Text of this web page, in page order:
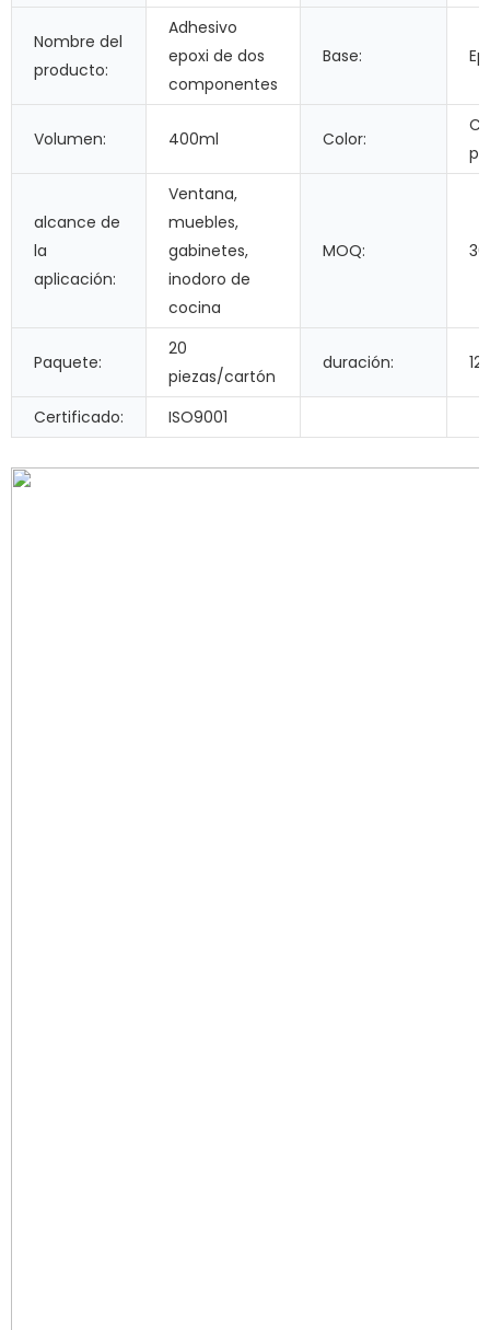
Nombre del
producto:
Adhesivo
epoxi de dos
componentes
Base:
Volumen: 400ml Color:
alcance de
la
aplicación:
Ventana,
muebles,
gabinetes,
inodoro de
cocina
MOQ:
Paquete:
20
piezas/cartón
duración:
Certificado: ISO9001